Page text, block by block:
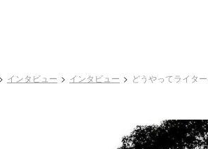
インタビュー インタビュー どうやってライタ